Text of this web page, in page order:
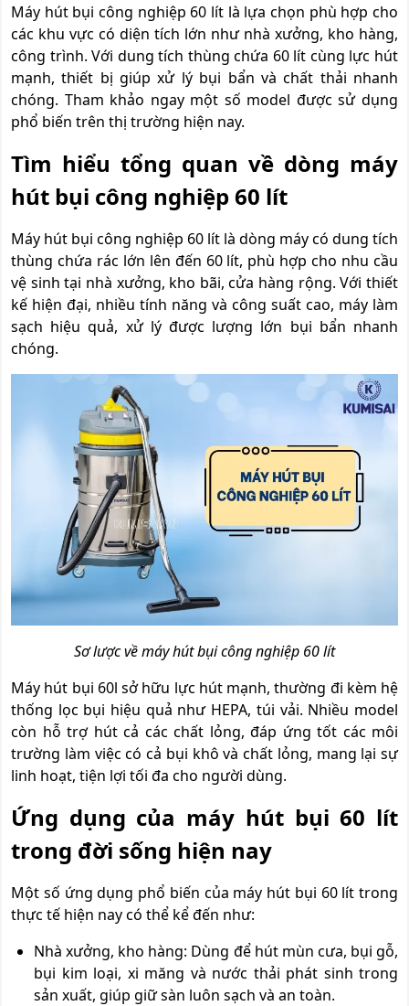
Máy hút bụi công nghiệp 60 lít là lựa chọn phù hợp cho
các khu vực có diện tích lớn như nhà xưởng, kho hàng,
công trình. Với dung tích thùng chứa 60 lít cùng lực hút
mạnh, thiết bị giúp xử lý bụi bẩn và chất thải nhanh
chóng. Tham khảo ngay một số model được sử dụng
phổ biến trên thị trường hiện nay.
Tìm hiểu tổng quan về dòng máy
hút bụi công nghiệp 60 lít
Máy hút bụi công nghiệp 60 lít là dòng máy có dung tích
thùng chứa rác lớn lên đến 60 lít, phù hợp cho nhu cầu
vệ sinh tại nhà xưởng, kho bãi, cửa hàng rộng. Với thiết
kế hiện đại, nhiều tính năng và công suất cao, máy làm
sạch hiệu quả, xử lý được lượng lớn bụi bẩn nhanh
chóng.
Sơ lược về máy hút bụi công nghiệp 60 lít
Máy hút bụi 60l sở hữu lực hút mạnh, thường đi kèm hệ
thống lọc bụi hiệu quả như HEPA, túi vải. Nhiều model
còn hỗ trợ hút cả các chất lỏng, đáp ứng tốt các môi
trường làm việc có cả bụi khô và chất lỏng, mang lại sự
linh hoạt, tiện lợi tối đa cho người dùng.
Ứng dụng của máy hút bụi 60 lít
trong đời sống hiện nay
Một số ứng dụng phổ biến của máy hút bụi 60 lít trong
thực tế hiện nay có thể kể đến như:
Nhà xưởng, kho hàng: Dùng để hút mùn cưa, bụi gỗ,
bụi kim loại, xi măng và nước thải phát sinh trong
sản xuất, giúp giữ sàn luôn sạch và an toàn.